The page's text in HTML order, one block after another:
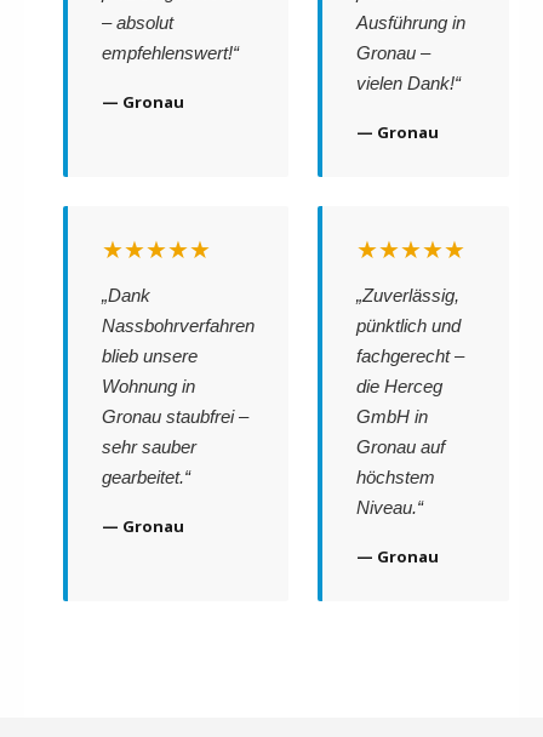
– absolut
empfehlenswert!“
— Gronau
Ausführung in
Gronau –
vielen Dank!“
— Gronau
★★★★★
„Dank
Nassbohrverfahren
blieb unsere
Wohnung in
Gronau staubfrei –
sehr sauber
gearbeitet.“
— Gronau
★★★★★
„Zuverlässig,
pünktlich und
fachgerecht –
die Herceg
GmbH in
Gronau auf
höchstem
Niveau.“
— Gronau